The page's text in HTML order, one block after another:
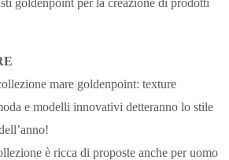
goldenpoint per la creazione di prodotti
mare goldenpoint: texture
e modelli innovativi detteranno lo stile
è ricca di proposte anche per uomo